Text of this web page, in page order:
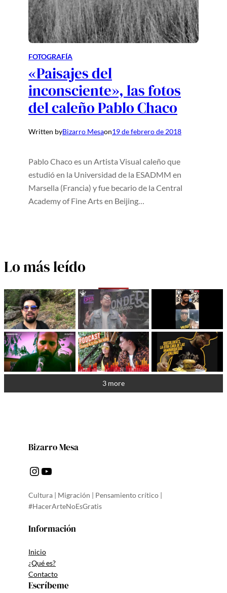
FOTOGRAFÍA
«Paisajes del
inconsciente», las fotos
del caleño Pablo Chaco
Written byBizarro Mesaon19 de febrero de 2018
Pablo Chaco es un Artista Visual caleño que
estudió en la Universidad de la ESADMM en
Marsella (Francia) y fue becario de la Central
Academy of Fine Arts en Beijing…
Lo más leído
3 more
Bizarro Mesa
Instagram YouTube
Cultura | Migración | Pensamiento crítico |
#HacerArteNoEsGratis
Información
Inicio
¿Qué es?
Contacto
Escríbeme